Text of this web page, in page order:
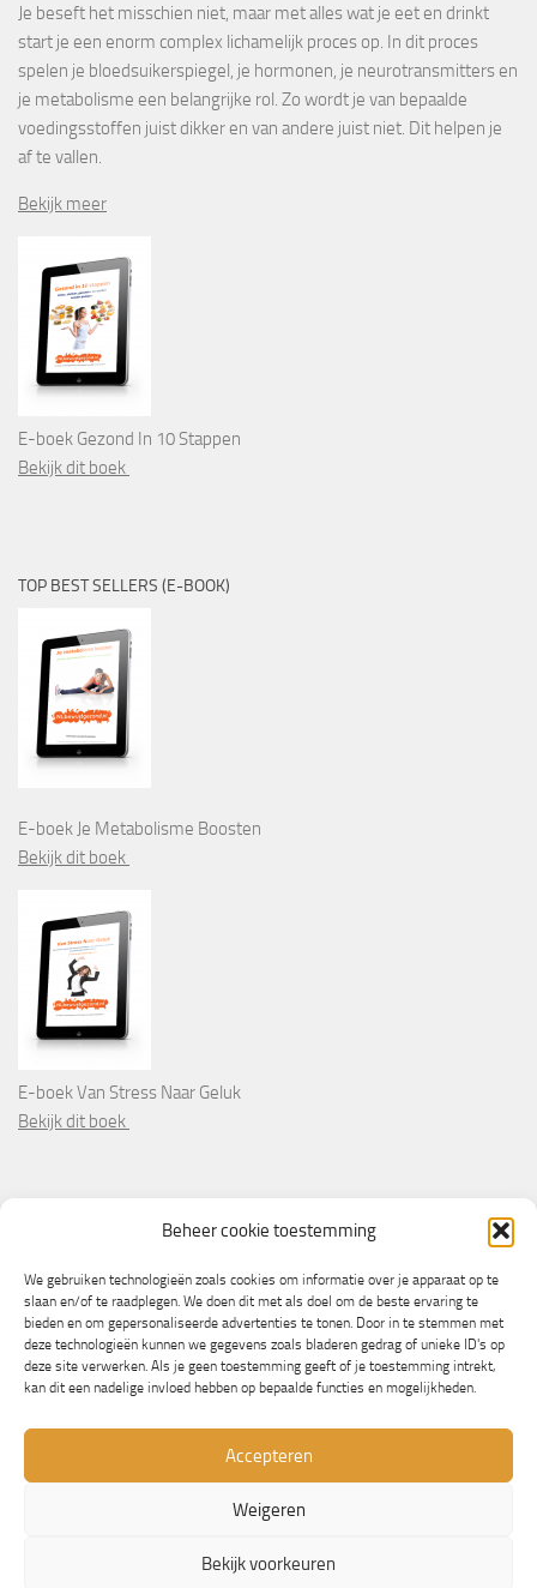
Beheer cookie toestemming
We gebruiken technologieën zoals cookies om informatie over je apparaat op te
slaan en/of te raadplegen. We doen dit met als doel om de beste ervaring te
bieden en om gepersonaliseerde advertenties te tonen. Door in te stemmen met
deze technologieën kunnen we gegevens zoals bladeren gedrag of unieke ID's op
deze site verwerken. Als je geen toestemming geeft of je toestemming intrekt,
kan dit een nadelige invloed hebben op bepaalde functies en mogelijkheden.
Accepteren
Weigeren
Bekijk voorkeuren
Je beseft het misschien niet, maar met alles wat je eet en drinkt
start je een enorm complex lichamelijk proces op. In dit proces
spelen je bloedsuikerspiegel, je hormonen, je neurotransmitters en
je metabolisme een belangrijke rol. Zo wordt je van bepaalde
voedingsstoffen juist dikker en van andere juist niet. Dit helpen je
af te vallen.
Bekijk meer
E-boek Gezond In 10 Stappen
Bekijk dit boek
TOP BEST SELLERS (E-BOOK)
E-boek Je Metabolisme Boosten
Bekijk dit boek
E-boek Van Stress Naar Geluk
Bekijk dit boek
- Ontworpen met de